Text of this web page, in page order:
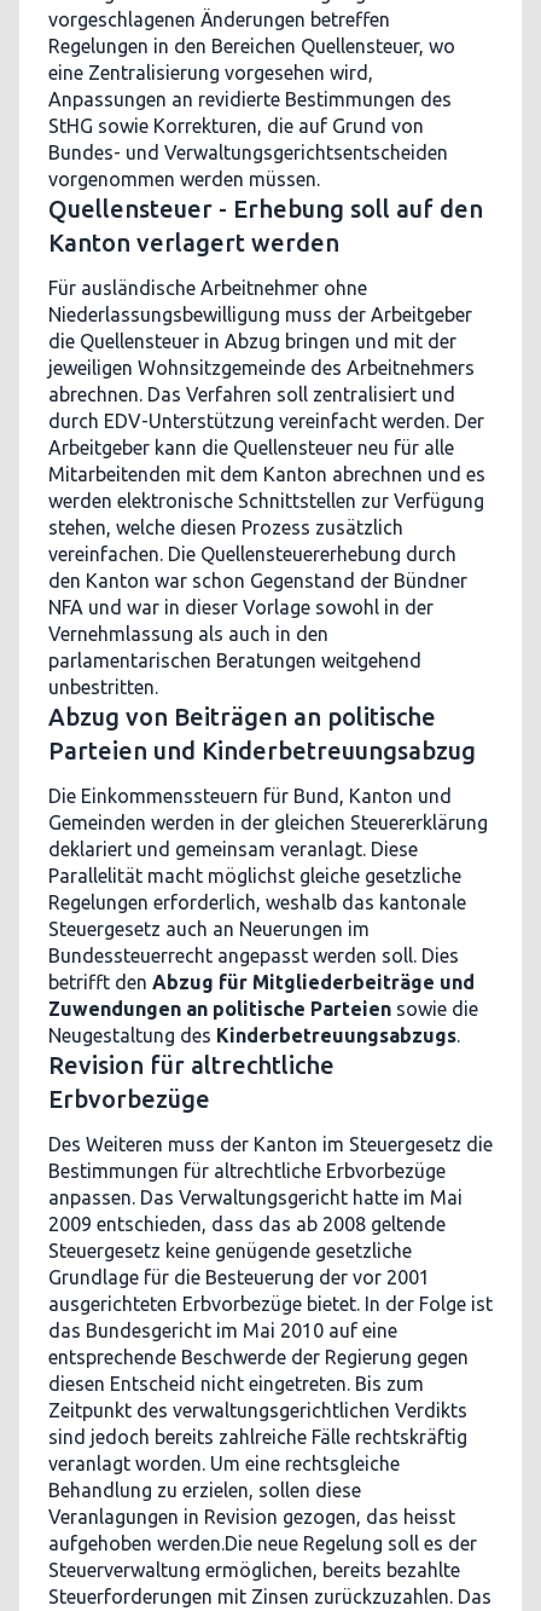
vorgeschlagenen Änderungen betreffen
Regelungen in den Bereichen Quellensteuer, wo
eine Zentralisierung vorgesehen wird,
Anpassungen an revidierte Bestimmungen des
StHG sowie Korrekturen, die auf Grund von
Bundes- und Verwaltungsgerichtsentscheiden
vorgenommen werden müssen.
Quellensteuer - Erhebung soll auf den
Kanton verlagert werden
Für ausländische Arbeitnehmer ohne
Niederlassungsbewilligung muss der Arbeitgeber
die Quellensteuer in Abzug bringen und mit der
jeweiligen Wohnsitzgemeinde des Arbeitnehmers
abrechnen. Das Verfahren soll zentralisiert und
durch EDV-Unterstützung vereinfacht werden. Der
Arbeitgeber kann die Quellensteuer neu für alle
Mitarbeitenden mit dem Kanton abrechnen und es
werden elektronische Schnittstellen zur Verfügung
stehen, welche diesen Prozess zusätzlich
vereinfachen. Die Quellensteuererhebung durch
den Kanton war schon Gegenstand der Bündner
NFA und war in dieser Vorlage sowohl in der
Vernehmlassung als auch in den
parlamentarischen Beratungen weitgehend
unbestritten.
Abzug von Beiträgen an politische
Parteien und Kinderbetreuungsabzug
Die Einkommenssteuern für Bund, Kanton und
Gemeinden werden in der gleichen Steuererklärung
deklariert und gemeinsam veranlagt. Diese
Parallelität macht möglichst gleiche gesetzliche
Regelungen erforderlich, weshalb das kantonale
Steuergesetz auch an Neuerungen im
Bundessteuerrecht angepasst werden soll. Dies
betrifft den Abzug für Mitgliederbeiträge und
Zuwendungen an politische Parteien sowie die
Neugestaltung des Kinderbetreuungsabzugs.
Revision für altrechtliche
Erbvorbezüge
Des Weiteren muss der Kanton im Steuergesetz die
Bestimmungen für altrechtliche Erbvorbezüge
anpassen. Das Verwaltungsgericht hatte im Mai
2009 entschieden, dass das ab 2008 geltende
Steuergesetz keine genügende gesetzliche
Grundlage für die Besteuerung der vor 2001
ausgerichteten Erbvorbezüge bietet. In der Folge ist
das Bundesgericht im Mai 2010 auf eine
entsprechende Beschwerde der Regierung gegen
diesen Entscheid nicht eingetreten. Bis zum
Zeitpunkt des verwaltungsgerichtlichen Verdikts
sind jedoch bereits zahlreiche Fälle rechtskräftig
veranlagt worden. Um eine rechtsgleiche
Behandlung zu erzielen, sollen diese
Veranlagungen in Revision gezogen, das heisst
aufgehoben werden.Die neue Regelung soll es der
Steuerverwaltung ermöglichen, bereits bezahlte
Steuerforderungen mit Zinsen zurückzuzahlen. Das